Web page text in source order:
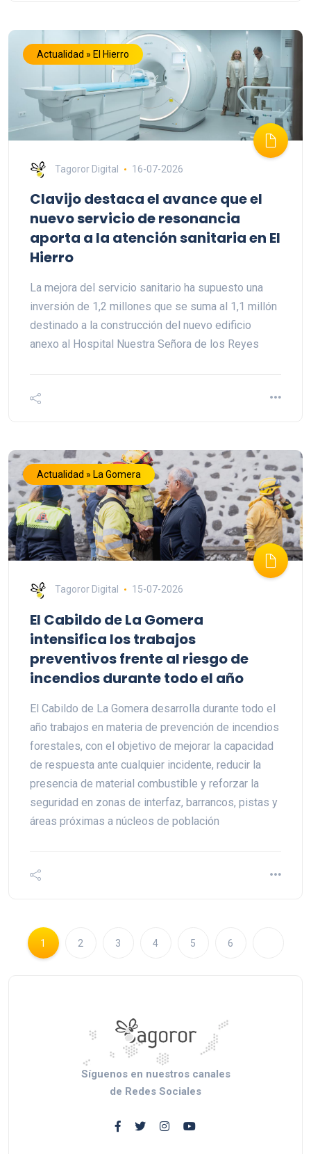
Actualidad » El Hierro
Tagoror Digital 16-07-2026
Clavijo destaca el avance que el
nuevo servicio de resonancia
aporta a la atención sanitaria en El
Hierro
La mejora del servicio sanitario ha supuesto una
inversión de 1,2 millones que se suma al 1,1 millón
destinado a la construcción del nuevo edificio
anexo al Hospital Nuestra Señora de los Reyes
Actualidad » La Gomera
Tagoror Digital 15-07-2026
El Cabildo de La Gomera
intensifica los trabajos
preventivos frente al riesgo de
incendios durante todo el año
El Cabildo de La Gomera desarrolla durante todo el
año trabajos en materia de prevención de incendios
forestales, con el objetivo de mejorar la capacidad
de respuesta ante cualquier incidente, reducir la
presencia de material combustible y reforzar la
seguridad en zonas de interfaz, barrancos, pistas y
áreas próximas a núcleos de población
1 2 3 4 5 6
Síguenos en nuestros canales
de Redes Sociales